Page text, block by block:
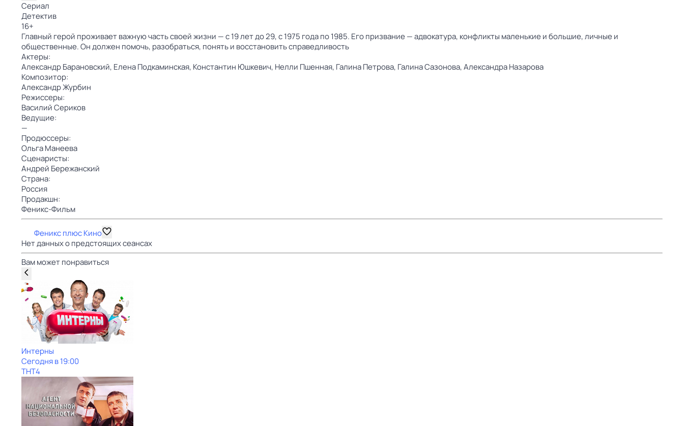
Сериал
Детектив
16+
Главный герой проживает важную часть своей жизни — с 19 лет до 29, с 1975 года по 1985. Его призвание — адвокатура, конфликты маленькие и большие, личные и
общественные. Он должен помочь, разобраться, понять и восстановить справедливость
Актеры:
Александр Барановский, Елена Подкаминская, Константин Юшкевич, Нелли Пшенная, Галина Петрова, Галина Сазонова,Александра Назарова
Композитор:
Александр Журбин
Режиссеры:
Василий Сериков
Ведущие:
—
Продюссеры:
Ольга Манеева
Сценаристы:
Андрей Бережанский
Страна:
Россия
Продакшн:
Феникс-Фильм
Феникс плюс Кино
Нет данных о предстоящих сеансах
Вам может понравиться
Интерны
Сегодня в 19:00
ТНТ4